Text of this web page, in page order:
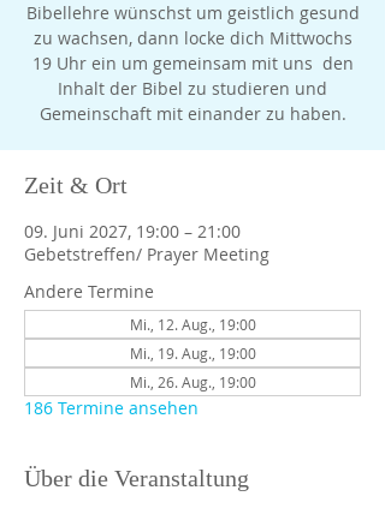
Bibellehre wünschst um geistlich gesund
zu wachsen, dann locke dich Mittwochs
19 Uhr ein um gemeinsam mit uns den
Inhalt der Bibel zu studieren und
Gemeinschaft mit einander zu haben.
Zeit & Ort
09. Juni 2027, 19:00 – 21:00
Gebetstreffen/ Prayer Meeting
Andere Termine
Mi., 12. Aug., 19:00
Mi., 19. Aug., 19:00
Mi., 26. Aug., 19:00
186 Termine ansehen
Über die Veranstaltung